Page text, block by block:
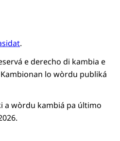
.
e derecho di kambia e
lo wòrdu publiká
a wòrdu kambiá pa último